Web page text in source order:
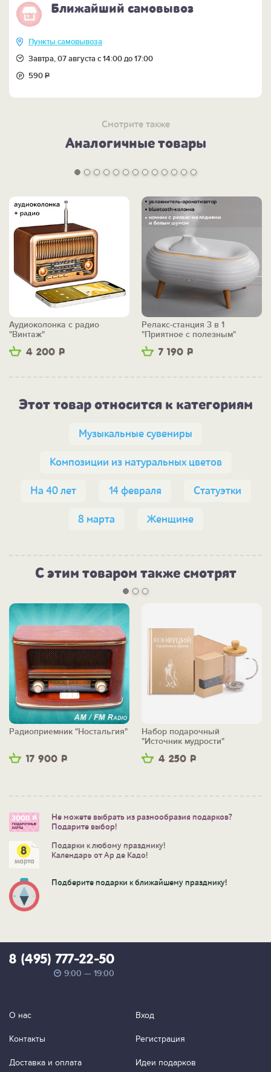
Ближайший самовывоз
Пункты самовывоза
Завтра, 07 августа с 14:00 до 17:00
590Р
Смотрите также
Аналогичные товары
4 200 Р
Аудиоколонка с радио
"Винтаж"
7 190 Р
Релакс-станция 3 в 1
"Приятное с полезным"
Этот товар относится к категориям
Музыкальные сувениры
Композиции из натуральных цветов
На 40 лет 14 февраля Статуэтки
8 марта Женщине
С этим товаром также смотрят
17 900 Р
Радиоприемник "Ностальгия"
4 250 Р
Набор подарочный
"Источник мудрости"
Не можете выбрать из разнообразия подарков?
Подарите выбор!
Подарки к любому празднику!
Календарь от Ар де Кадо!
Подберите подарки к ближайшему празднику!
8 (495) 777-22-50
9:00 — 19:00
О нас
Контакты
Доставка и оплата
Вход
Регистрация
Идеи подарков